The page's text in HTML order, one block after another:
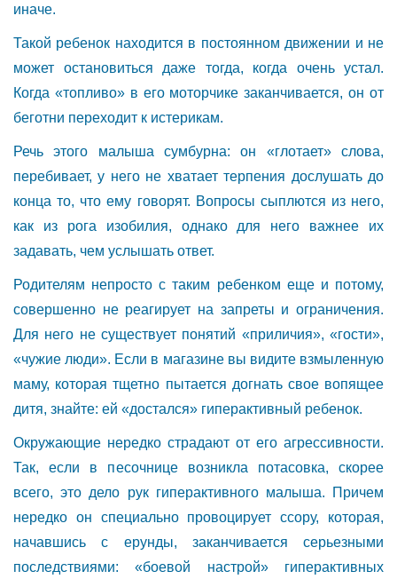
иначе.
Такой ребенок находится в постоянном движении и не
может остановиться даже тогда, когда очень устал.
Когда «топливо» в его моторчике заканчивается, он от
беготни переходит к истерикам.
Речь этого малыша сумбурна: он «глотает» слова,
перебивает, у него не хватает терпения дослушать до
конца то, что ему говорят. Вопросы сыплются из него,
как из рога изобилия, однако для него важнее их
задавать, чем услышать ответ.
Родителям непросто с таким ребенком еще и потому,
совершенно не реагирует на запреты и ограничения.
Для него не существует понятий «приличия», «гости»,
«чужие люди». Если в магазине вы видите взмыленную
маму, которая тщетно пытается догнать свое вопящее
дитя, знайте: ей «достался» гиперактивный ребенок.
Окружающие нередко страдают от его агрессивности.
Так, если в песочнице возникла потасовка, скорее
всего, это дело рук гиперактивного малыша. Причем
нередко он специально провоцирует ссору, которая,
начавшись с ерунды, заканчивается серьезными
последствиями: «боевой настрой» гиперактивных